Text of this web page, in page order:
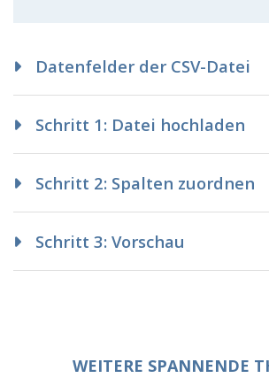
Datenfelder der CSV-Datei
Schritt 1: Datei hochladen
Schritt 2: Spalten zuordnen
Schritt 3: Vorschau
WEITERE SPANNENDE